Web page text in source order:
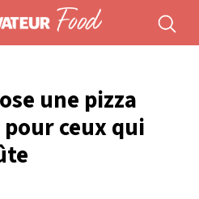
une pizza
ceux qui